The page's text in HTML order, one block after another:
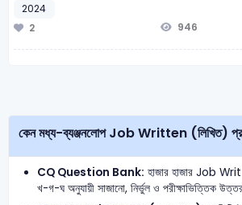
2024
2
946
কেন মধ্য-ব্যঞ্জনলোপ Job Written (লিখিত)
CQ Question Bank: হাজার হাজার Job
খ-গ-ঘ অনুযায়ী সাজানো, নির্ভুল ও পরীক্ষাভিত্তিক